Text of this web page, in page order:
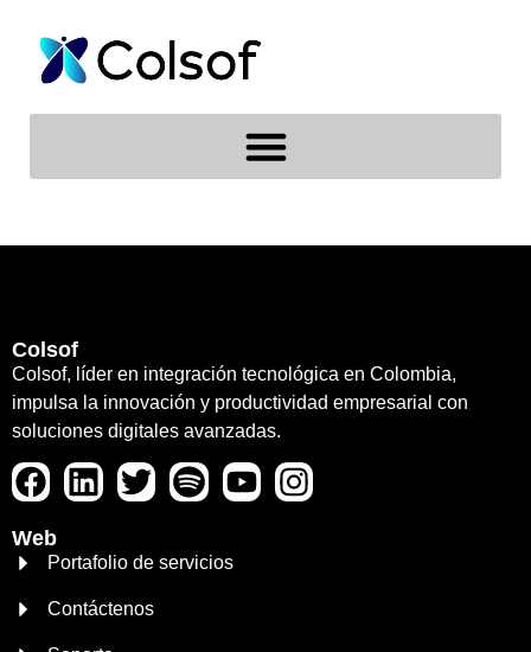
Colsof
Colsof, líder en integración tecnológica en Colombia,
impulsa la innovación y productividad empresarial con
soluciones digitales avanzadas.
Web
Portafolio de servicios
Contáctenos